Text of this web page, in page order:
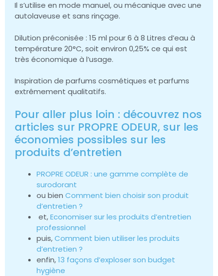
Il s’utilise en mode manuel, ou mécanique avec une
autolaveuse et sans rinçage.
Dilution préconisée : 15 ml pour 6 à 8 Litres d’eau à
température 20°C, soit environ 0,25% ce qui est
très économique à l’usage.
Inspiration de parfums cosmétiques et parfums
extrêmement qualitatifs.
Pour aller plus loin : découvrez nos
articles sur PROPRE ODEUR, sur les
économies possibles sur les
produits d’entretien
PROPRE ODEUR : une gamme complète de
surodorant
ou bien Comment bien choisir son produit
d’entretien ?
et,Economiser sur les produits d’entretien
professionnel
puis,Comment bien utiliser les produits
d’entretien ?
enfin,13 façons d’exploser son budget
hygiène